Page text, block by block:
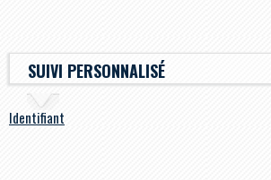
SUIVI PERSONNALISÉ
Identifiant